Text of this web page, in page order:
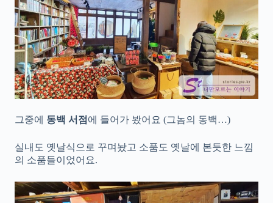
그중에 동백 서점 에 들어가 봤어요 (그놈의 동백…)
실내도 옛날식으로 꾸며놨고 소품도 옛날에 본듯한 느낌
의 소품들이었어요.